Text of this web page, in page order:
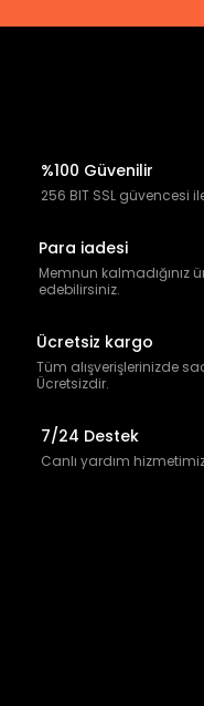
%100 Güvenilir
256 BIT SSL güvencesi
Para iadesi
Memnun kalmadığınız
edebilirsiniz.
Ücretsiz kargo
Tüm alışverişlerinizde
Ücretsizdir.
7/24 Destek
Canlı yardım